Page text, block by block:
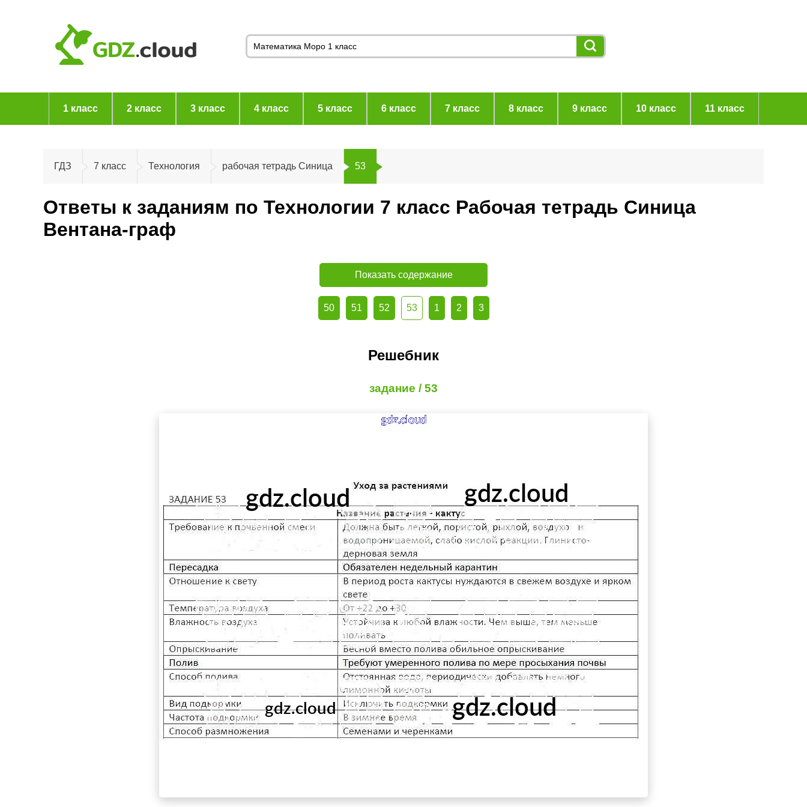
1 класс 2 класс 3 класс 4 класс 5 класс 6 класс 7 класс 8 класс 9 класс 10 класс 11 класс
ГДЗ 7 класс Технология рабочая тетрадь Синица 53
Ответы к заданиям по Технологии 7 класс Рабочая тетрадь Синица
Вентана-граф
Показать содержание
50 51 52 53 1 2 3
Решебник
задание / 53